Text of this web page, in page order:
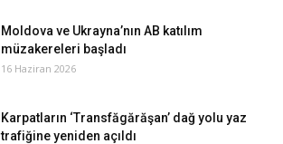
Moldova ve Ukrayna’nın AB katılım
müzakereleri başladı
16 Haziran 2026
Karpatların ‘Transfăgărăşan’ dağ yolu yaz
trafiğine yeniden açıldı